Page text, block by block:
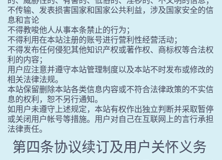
不传输、发表损害国家和国家公共利益，涉及国家安全的信
息和言论
不得教唆他人从事本条禁止的行为；
不得利用在本站注册的账号进行营利性经营活动；
不得发布任何侵犯其他知识产权或著作权、商标权等合法权
利的内容；
用户应注意并遵守本站管理制度以及本站不时发布或修改的
相关法律法规。
本站保留删除本站各类信息内容或不符合法律政策的不实信
息的权利，恕不另行通知。
如用户未遵守上述规定，本站有权作出独立判断并采取暂停
或关闭用户帐号等措施。用户对自己在互联网上的言行承担
法律责任。
第四条协议续订及用户关怀义务